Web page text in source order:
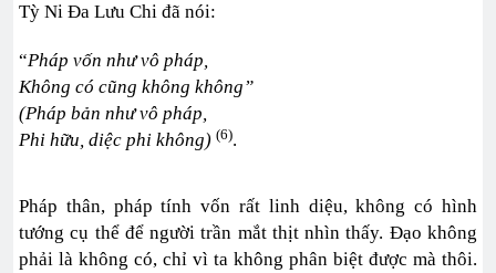
Tỳ Ni Đa Lưu Chi đã nói:
“Pháp vốn như vô pháp,
Không có cũng không không”
(Pháp bản như vô pháp,
Phi hữu, diệc phi không) (6).
Pháp thân, pháp tính vốn rất linh diệu, không có hình
tướng cụ thể để người trần mắt thịt nhìn thấy. Đạo không
phải là không có, chỉ vì ta không phân biệt được mà thôi.